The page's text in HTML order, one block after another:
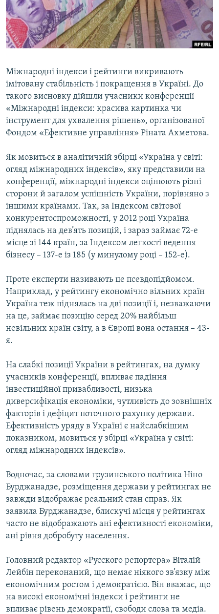
ВІДЕОУРОКИ «ELIFBE»
СВІДЧЕННЯ ОКУПАЦІЇ
УКРАЇНСЬКА ПРОБЛЕМА КРИМУ
Русский
Qırımtatar
Усі сайти RFE/RL
Міжнародні індекси і рейтинги викривають
імітовану стабільність і покращення в Україні. До
такого висновку дійшли учасники конференції
«Міжнародні індекси: красива картинка чи
інструмент для ухвалення рішень», організованої
Фондом «Ефективне управління» Ріната Ахметова.
Як мовиться в аналітичній збірці «Україна у світі:
огляд міжнародних індексів», яку представили на
конференції, міжнародні індекси оцінюють різні
сторони й загалом успішність України, порівняно з
іншими країнами. Так, за Індексом світової
конкурентоспроможності, у 2012 році Україна
піднялась на дев’ять позицій, і зараз займає 72-е
місце зі 144 країн, за Індексом легкості ведення
бізнесу – 137-е із 185 (у минулому році – 152-е).
Проте експерти називають це псевдопідйомом.
Наприклад, у рейтингу економічно вільних країн
Україна теж піднялась на дві позиції і, незважаючи
на це, займає позицію серед 20% найбільш
невільних країн світу, а в Європі вона остання – 43-
я.
На слабкі позиції України в рейтингах, на думку
учасників конференції, впливає падіння
інвестиційної привабливості, низька
диверсифікація економіки, чутливість до зовнішніх
факторів і дефіцит поточного рахунку держави.
Ефективність уряду в Україні є найслабкішим
показником, мовиться у збірці «Україна у світі:
огляд міжнародних індексів».
Водночас, за словами грузинського політика Ніно
Бурджанадзе, розміщення держави у рейтингах не
завжди відображає реальний стан справ. Як
заявила Бурджанадзе, блискучі місця у рейтингах
часто не відображають ані ефективності економіки,
ані рівня добробуту населення.
Головний редактор «Русского репортера» Віталій
Лейбін переконаний, що немає ніякого зв’язку між
економічним ростом і демократією. Він вважає, що
на високі економічні індекси і рейтинги не
впливає рівень демократії, свободи слова та медіа.